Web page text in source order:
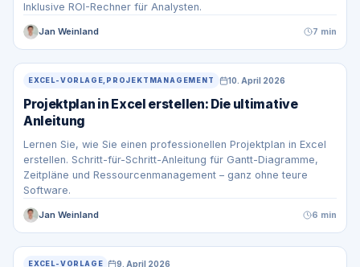
Inklusive ROI-Rechner für Analysten.
Jan Weinland 7 min
EXCEL-VORLAGE,PROJEKTMANAGEMENT 10. April 2026
Projektplan in Excel erstellen: Die ultimative
Anleitung
Lernen Sie, wie Sie einen professionellen Projektplan in Excel
erstellen. Schritt-für-Schritt-Anleitung für Gantt-Diagramme,
Zeitpläne und Ressourcenmanagement – ganz ohne teure
Software.
Jan Weinland 6 min
EXCEL-VORLAGE 9. April 2026